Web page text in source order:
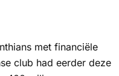
met financiële
club had eerder deze